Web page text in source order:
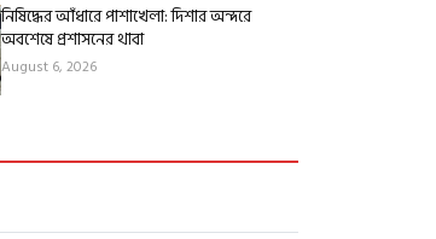
নিষিদ্ধের আঁধারে পাশাখেলা: দিশার অন্দরে
অবশেষে প্রশাসনের থাবা
August 6, 2026